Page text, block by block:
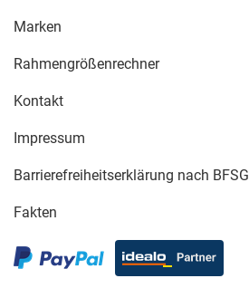
Marken
Rahmengrößenrechner
Kontakt
Impressum
Barrierefreiheitserklärung nach BFSG
Fakten